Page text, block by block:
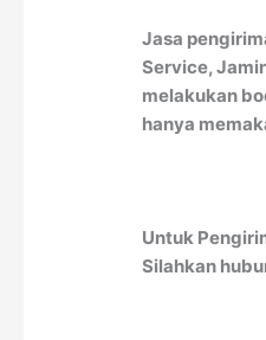
Jasa
Service,
melakukan
hanya
Untuk
Silahkan